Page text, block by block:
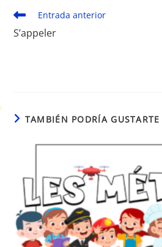
Leer
artículos
Entrada anterior
S’appeler
TAMBIÉN PODRÍA GUSTARTE